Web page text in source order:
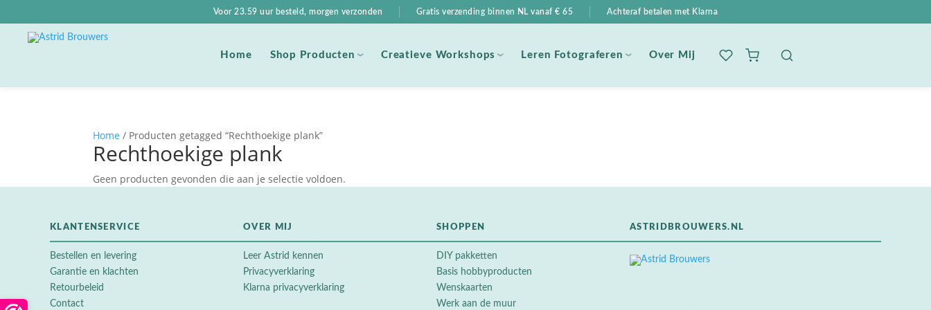
Voor 23.59 uur besteld, morgen verzonden Gratis verzending binnen NL vanaf € 65 Achteraf betalen met Klarna
Home Shop Producten Creatieve Workshops Leren Fotograferen Over Mij
Home / Producten getagged “Rechthoekige plank”
Rechthoekige plank
Geen producten gevonden die aan je selectie voldoen.
KLANTENSERVICE
Bestellen en levering
Garantie en klachten
Retourbeleid
Contact
OVER MIJ
Leer Astrid kennen
Privacyverklaring
Klarna privacyverklaring
SHOPPEN
DIY pakketten
Basis hobbyproducten
Wenskaarten
Werk aan de muur
ASTRIDBROUWERS.NL